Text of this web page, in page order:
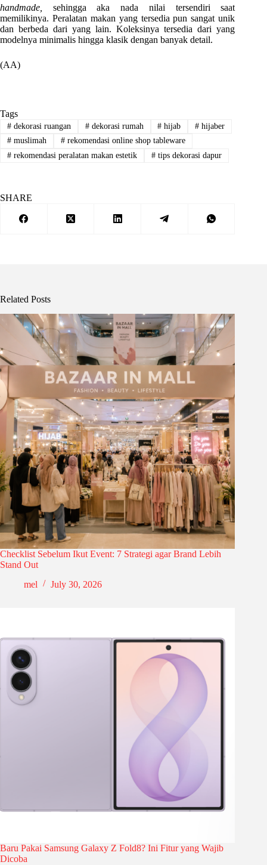
handmade, sehingga aka nada nilai tersendiri saat
memilikinya. Peralatan makan yang tersedia pun sangat unik
dan berbeda dari yang lain. Koleksinya tersedia dari yang
modelnya minimalis hingga klasik dengan banyak detail.
(AA)
Tags
#dekorasi ruangan #dekorasi rumah # hijab # hijaber
#muslimah #rekomendasi online shop tableware
#rekomendasi peralatan makan estetik #tips dekorasi dapur
SHARE
Related Posts
Checklist Sebelum Ikut Event: 7 Strategi agar Brand Lebih
Stand Out
mel
July 30, 2026
Baru Pakai Samsung Galaxy Z Fold8? Ini Fitur yang Wajib
Dicoba